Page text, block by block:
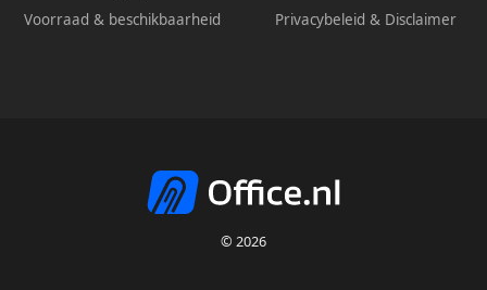
Voorraad & beschikbaarheid
Privacybeleid & Disclaimer
© 2026